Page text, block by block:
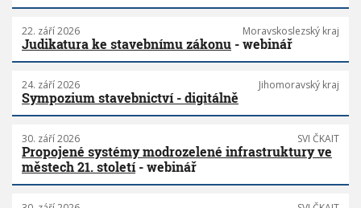
22. září 2026 Moravskoslezský kraj
Judikatura ke stavebnímu zákonu - webinář
24. září 2026 Jihomoravský kraj
Sympozium stavebnictví - digitálně
30. září 2026 SVI ČKAIT
Propojené systémy modrozelené infrastruktury ve
městech 21. století- webinář